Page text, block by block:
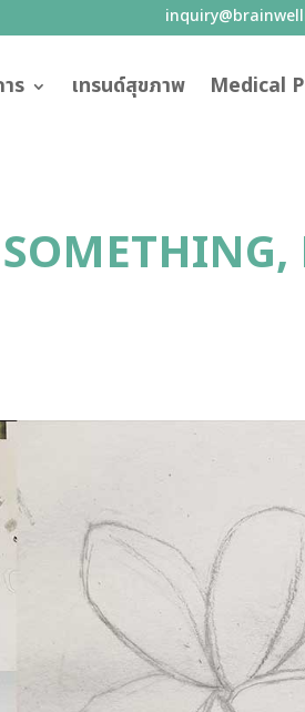
ร เทรนด์สุขภาพ Medical